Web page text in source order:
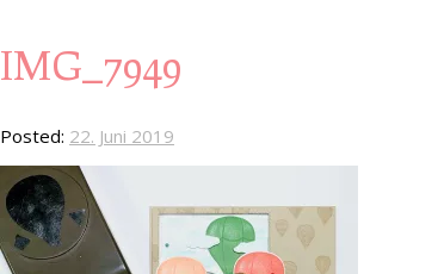
IMG_7949
Posted: 22. Juni 2019